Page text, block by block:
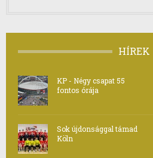
HÍREK
KP - Négy csapat 55
fontos órája
Sok újdonsággal támad
Köln